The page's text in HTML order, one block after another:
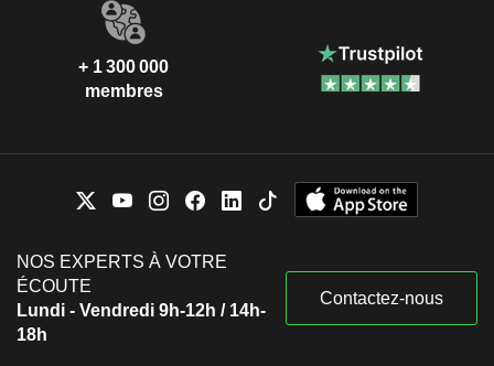
+ 1 300 000
membres
NOS EXPERTS À VOTRE
ÉCOUTE
Lundi - Vendredi 9h-12h / 14h-
18h
Contactez-nous